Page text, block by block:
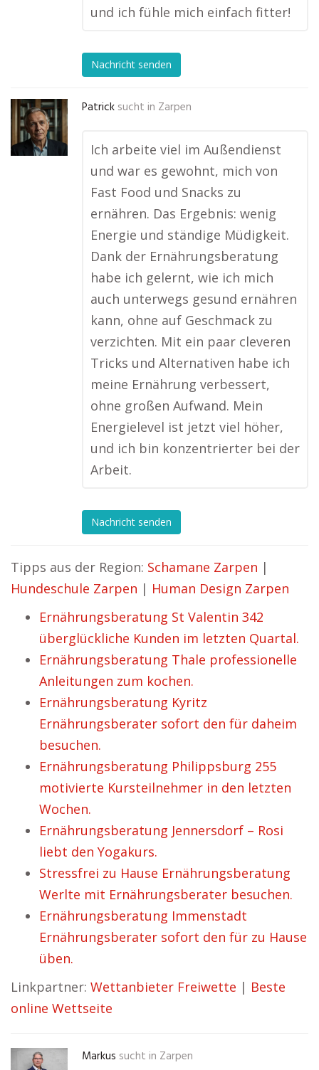
und ich fühle mich einfach fitter!
Nachricht senden
Patrick sucht in Zarpen
Ich arbeite viel im Außendienst
und war es gewohnt, mich von
Fast Food und Snacks zu
ernähren. Das Ergebnis: wenig
Energie und ständige Müdigkeit.
Dank der Ernährungsberatung
habe ich gelernt, wie ich mich
auch unterwegs gesund ernähren
kann, ohne auf Geschmack zu
verzichten. Mit ein paar cleveren
Tricks und Alternativen habe ich
meine Ernährung verbessert,
ohne großen Aufwand. Mein
Energielevel ist jetzt viel höher,
und ich bin konzentrierter bei der
Arbeit.
Nachricht senden
Tipps aus der Region: Schamane Zarpen |
Hundeschule Zarpen | Human Design Zarpen
Ernährungsberatung St Valentin 342
überglückliche Kunden im letzten Quartal.
Ernährungsberatung Thale professionelle
Anleitungen zum kochen.
Ernährungsberatung Kyritz
Ernährungsberater sofort den für daheim
besuchen.
Ernährungsberatung Philippsburg 255
motivierte Kursteilnehmer in den letzten
Wochen.
Ernährungsberatung Jennersdorf – Rosi
liebt den Yogakurs.
Stressfrei zu Hause Ernährungsberatung
Werlte mit Ernährungsberater besuchen.
Ernährungsberatung Immenstadt
Ernährungsberater sofort den für zu Hause
üben.
Linkpartner: Wettanbieter Freiwette | Beste
online Wettseite
Markus sucht in Zarpen